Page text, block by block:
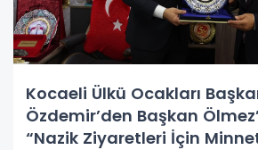
Kocaeli Ülkü Ocakları
Özdemir’den Başkan
“Nazik Ziyaretleri İçin